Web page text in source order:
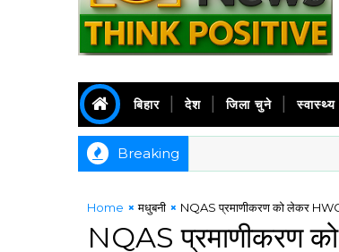
बिहार देश जिला चुने स्वास्थ्य
Breaking
Home मधुबनी NQAS प्रमाणीकरण को लेकर HWC
NQAS प्रमाणीकरण